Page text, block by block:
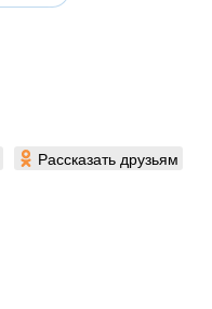
Рассказать друзьям